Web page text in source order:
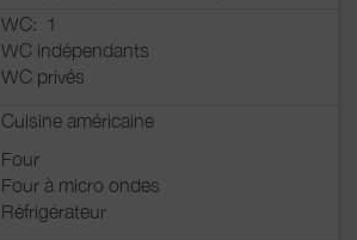
WC:
1
WC indépendants
WC privés
Cuisine américaine
Four
Four à micro ondes
Réfrigérateur